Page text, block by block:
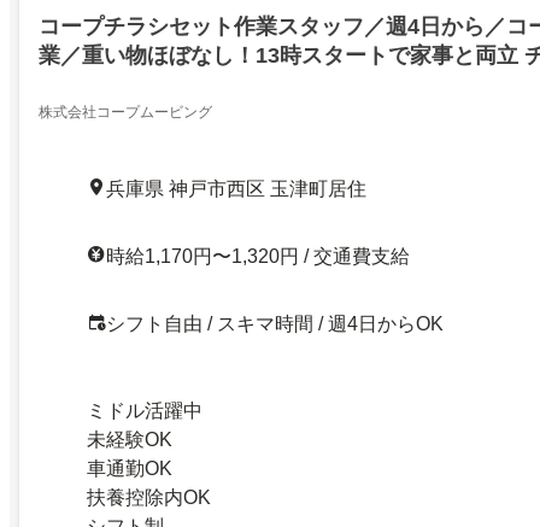
コープチラシセット作業スタッフ／週4日から／コ
業／重い物ほぼなし！13時スタートで家事と両立
株式会社コープムービング
兵庫県 神戸市西区 玉津町居住
時給1,170円〜1,320円 / 交通費支給
シフト自由 / スキマ時間 / 週4日からOK
ミドル活躍中
未経験OK
車通勤OK
扶養控除内OK